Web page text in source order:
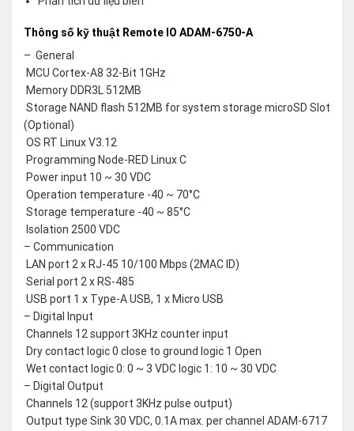
Thông số kỹ thuật Remote IO ADAM-6750-A
– General
 MCU Cortex-A8 32-Bit 1GHz
 Memory DDR3L 512MB
 Storage NAND flash 512MB for system storage microSD Slot
(Optional)
 OS RT Linux V3.12
 Programming Node-RED Linux C
 Power input 10 ~ 30 VDC
 Operation temperature -40 ~ 70°C
 Storage temperature -40 ~ 85°C
 Isolation 2500 VDC
– Communication
 LAN port 2 x RJ-45 10/100 Mbps (2MAC ID)
 Serial port 2 x RS-485
 USB port 1 x Type-A USB, 1 x Micro USB
– Digital Input
 Channels 12 support 3KHz counter input
 Dry contact logic 0 close to ground logic 1 Open
 Wet contact logic 0: 0 ~ 3 VDC logic 1: 10 ~ 30 VDC
– Digital Output
 Channels 12 (support 3KHz pulse output)
 Output type Sink 30 VDC, 0.1A max. per channel ADAM-6717